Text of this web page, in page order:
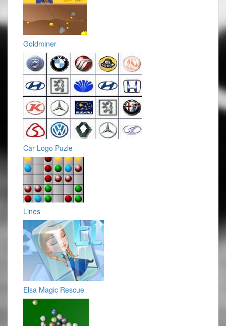
Goldminer
Car Logo Puzle
Lines
Elsa Magic Rescue